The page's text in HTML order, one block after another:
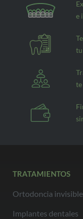
e
TRATAMIENTOS
Ortodoncia invisible
Implantes dentales